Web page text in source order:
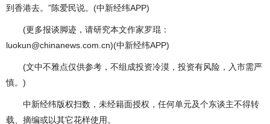
到香港去。”陈爱民说。(中新经纬APP)
(更多报谈脚迹，请研究本文作家罗琨：
luokun@chinanews.com.cn)(中新经纬APP)
(文中不雅点仅供参考，不组成投资冷漠，投资有风险，入市需严
慎。)
中新经纬版权扫数，未经籍面授权，任何单元及个东谈主不得转
载、摘编或以其它花样使用。